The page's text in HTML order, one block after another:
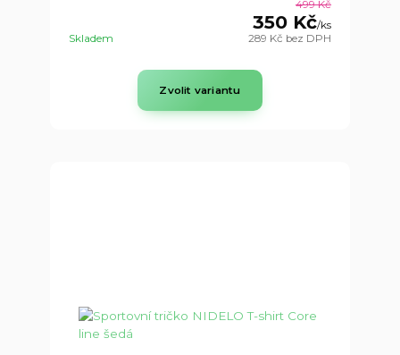
499 Kč
350 Kč/ks
289 Kč bez DPH
Skladem
Zvolit variantu